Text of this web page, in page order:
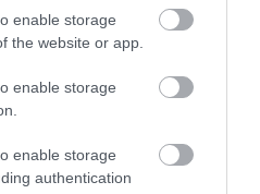
enable storage
the website or app.
enable storage
enable storage
authentication
"ΠΡΟΛΑΜΒΑΝΩ"
έσωσε ζωές –
Από Σεπτέμβριο
συνεχίζουμε πιο
15.07.2026 | 20:21
Θεμιστοκλέους
στο